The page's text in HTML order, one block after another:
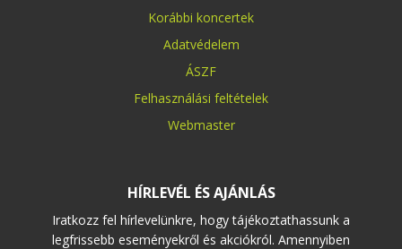
Korábbi koncertek
Adatvédelem
ÁSZF
Felhasználási feltételek
Webmaster
HÍRLEVÉL ÉS AJÁNLÁS
Iratkozz fel hírlevelünkre, hogy tájékoztathassunk a
legfrissebb eseményekről és akciókról. Amennyiben